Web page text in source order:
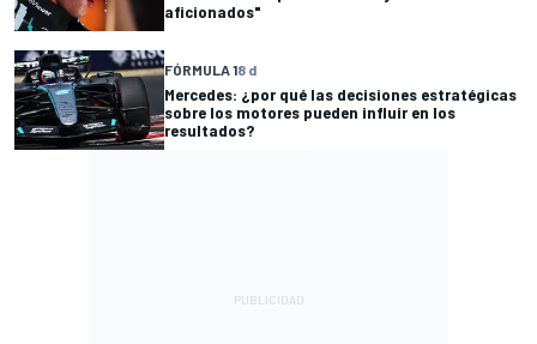
aficionados"
FÓRMULA 18 d
Mercedes: ¿por qué las decisiones estratégicas
sobre los motores pueden influir en los
resultados?